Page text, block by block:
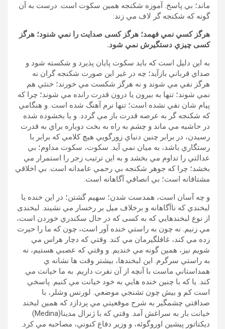
ماند؛ بي پاسخ. آموزه شکنجه همين سکوت است. درست به آن
گونه که شکنجه گر لاف مي زند:
هرگز کسي نمي فهمد؛ هرگز کسی صدايت را نمي شنود؛ هرگز
کسی چيزي دستگیرش نمي شود.
به اين دليل است که بايد سکوت پايان پذيرد و شکسته شود و
صداي قرباني بازآيد؛ چه در غير اين صورت شکنجه گران نه
هرگز نفي مي شوند و نه هرگز شکست مي خورند؛ خنثي هم
نمي شوند؛ تنها به بيرون يا درون قدرت رانده مي شوند؛ چرا که
پيام شان نفي نشده است؛ تنها نرم آهنگ شده است. و هنگامي
که شکنجه گر به عرصه قدرت باز مي گردد. و يا بخشوده شده
در حاشيه مي ماند و چشم به راه به بخت دوباره براي به قدرت
رسيدن، در برابر چنين دنياي زورگويي هيچ کلامي که برابر با
رستگاري باشد، به ميان نمي آيد. سکوت، سکوت مداوم؛ بي
عدالتي را تداوم مي بخشد و به اين ترتيب زجر را استمرار مي
بخشد؛ چرا که جوهر شکنجه بي رحمي عامدانه است. بي اخلاقي
مشتاقانه است؛ بي انصافي آگاهانه است.
و چه آسان است، همدست شدن؛ سهيم گشتن؛ در اين خنده يا
لبخندي که ناآگاهانه و برخلاف ميل بر رخسار مي نشيند. لبخندی
از نوع لبخندهايي که به کسی که در حال سکندري خوردن است،
مي زنيم. نه چون به راستي خنده آور است، چون که ما را حيرت
زده مي کند، غافلگيرمان مي کند. وقتي که دچار هراس مي
شويم نيز، همين گونه مي خنديم. و وقتي که عصبي هستيم، نه
به راستي سرگرم. اين لبخندها، بيشتر وقت ها نشانه ي
همداستاني ماست با آنچه از آن نفرت داريم. به ما خيانت مي
کند. يا که با چنين خنده هايي به خود خيانت مي کنيم. پاسخي
است کم و بيش چون تشنجي موضعي. لورنس وشلر، با
صداقتي چشمگير به شرح موقعيتي مي پردازد که همين لبخند
خيانت بار به سراغش آمد. وقتي که با ژنرال مدينا(Medina)
ديکتاتور پيشين اوروگوئه، و وزير دفاع کنوني، مصاحبه مي کرد.